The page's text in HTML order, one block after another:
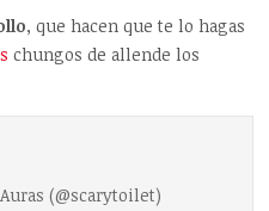
, que hacen que te lo hagas
chungos de allende los
(@scarytoilet)